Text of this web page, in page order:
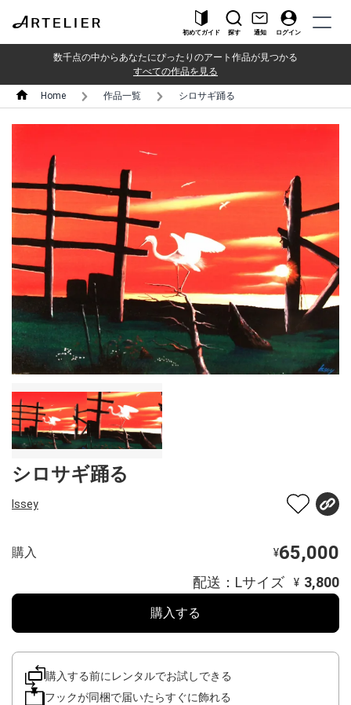
初めてガイド 探す 通知 ログイン
数千点の中からあなたにぴったりのアート作品が見つかる
すべての作品を見る
Home 作品一覧 シロサギ踊る
シロサギ踊る
Issey
購入 ¥65,000
配送：Lサイズ ¥ 3,800
購入する
購入する前にレンタルでお試しできる
フックが同梱で届いたらすぐに飾れる